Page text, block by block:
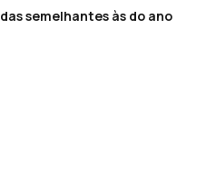
semelhantes às do ano